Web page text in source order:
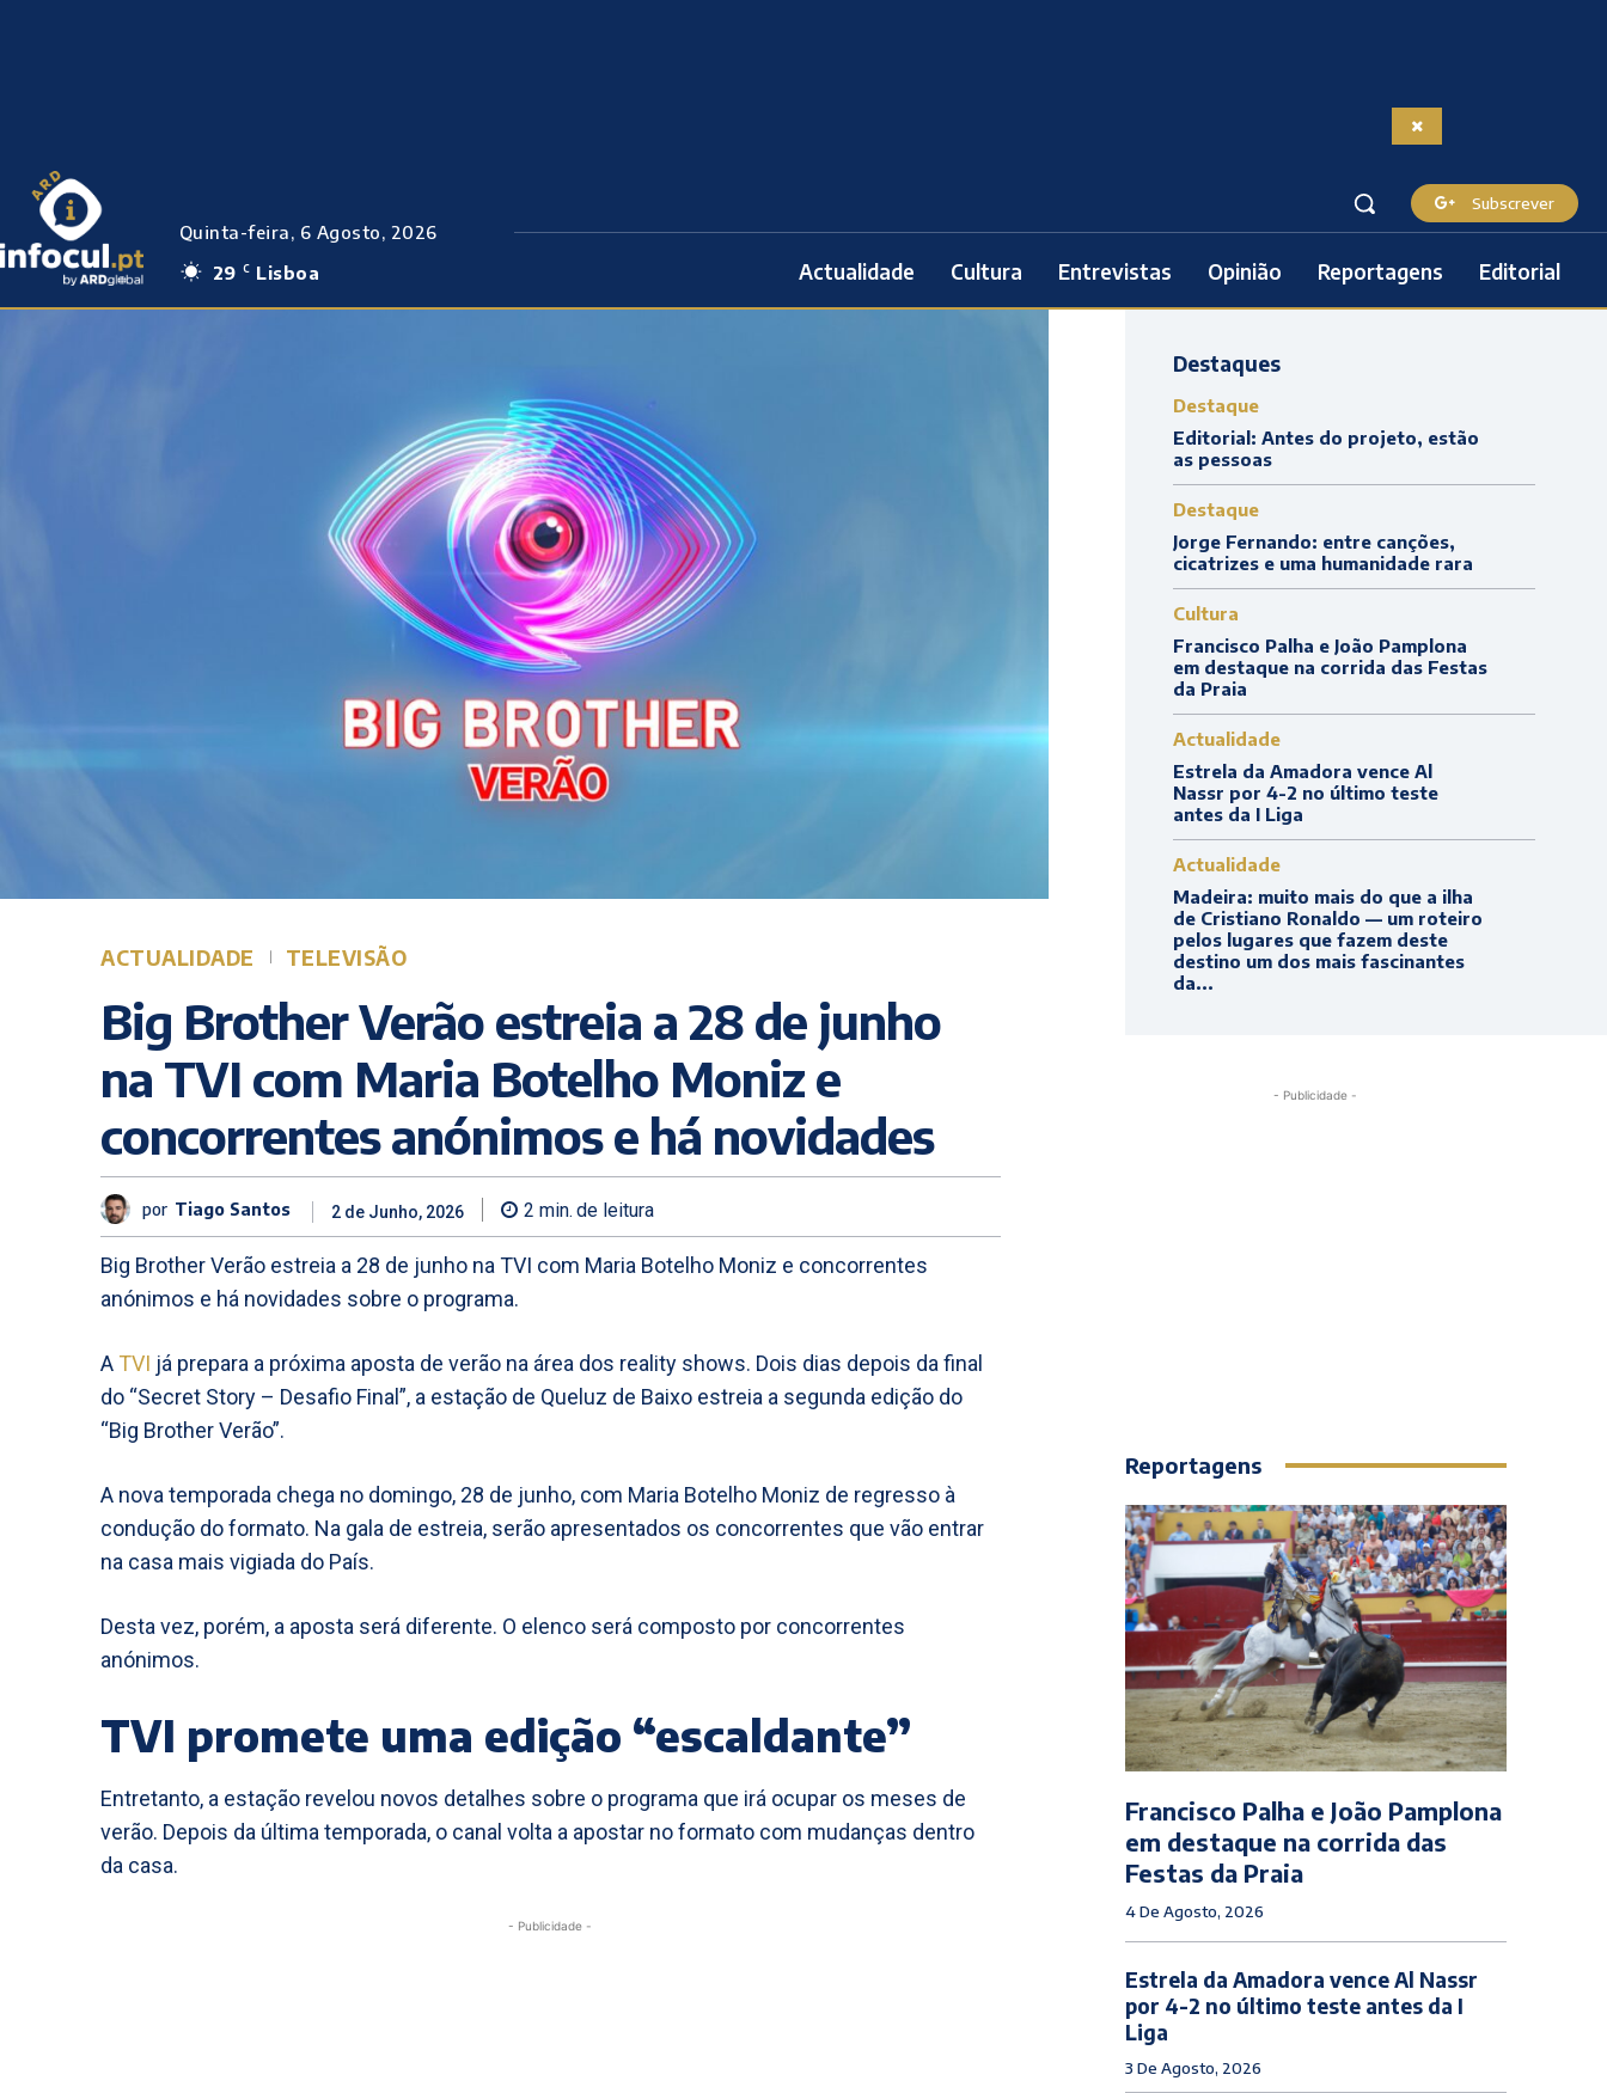
Quinta-feira, 6 Agosto, 2026
29 C Lisboa
Subscrever
Actualidade Cultura Entrevistas Opinião Reportagens Editorial
ACTUALIDADE TELEVISÃO
Big Brother Verão estreia a 28 de junho
na TVI com Maria Botelho Moniz e
concorrentes anónimos e há novidades
por Tiago Santos 2 de Junho, 2026 2 min. de leitura
Big Brother Verão estreia a 28 de junho na TVI com Maria Botelho Moniz e concorrentes
anónimos e há novidades sobre o programa.
A TVI já prepara a próxima aposta de verão na área dos reality shows. Dois dias depois da final
do “Secret Story – Desafio Final”, a estação de Queluz de Baixo estreia a segunda edição do
“Big Brother Verão”.
A nova temporada chega no domingo, 28 de junho, com Maria Botelho Moniz de regresso à
condução do formato. Na gala de estreia, serão apresentados os concorrentes que vão entrar
na casa mais vigiada do País.
Desta vez, porém, a aposta será diferente. O elenco será composto por concorrentes
anónimos.
TVI promete uma edição “escaldante”
Entretanto, a estação revelou novos detalhes sobre o programa que irá ocupar os meses de
verão. Depois da última temporada, o canal volta a apostar no formato com mudanças dentro
da casa.
- Publicidade -
Destaques
Destaque
Editorial: Antes do projeto, estão
as pessoas
Destaque
Jorge Fernando: entre canções,
cicatrizes e uma humanidade rara
Cultura
Francisco Palha e João Pamplona
em destaque na corrida das Festas
da Praia
Actualidade
Estrela da Amadora vence Al
Nassr por 4-2 no último teste
antes da I Liga
Actualidade
Madeira: muito mais do que a ilha
de Cristiano Ronaldo — um roteiro
pelos lugares que fazem deste
destino um dos mais fascinantes
da...
- Publicidade -
Reportagens
Francisco Palha e João Pamplona
em destaque na corrida das
Festas da Praia
4 De Agosto, 2026
Estrela da Amadora vence Al Nassr
por 4-2 no último teste antes da I
Liga
3 De Agosto, 2026